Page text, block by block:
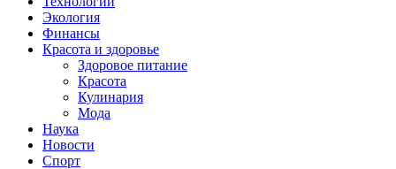
Экология
Финансы
Красота и здоровье
Здоровое питание
Красота
Кулинария
Мода
Наука
Новости
Спорт